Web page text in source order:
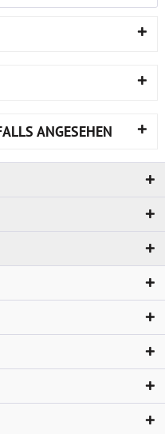
ANGESEHEN